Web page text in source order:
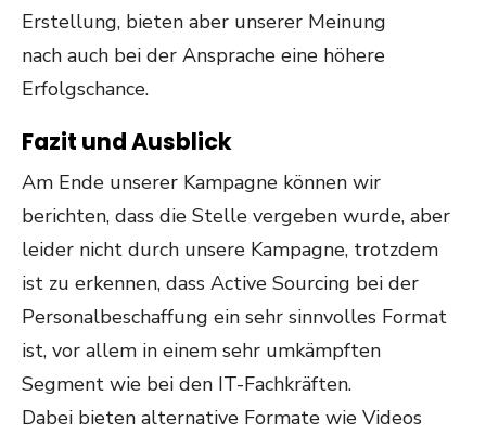
Erstellung, bieten aber unserer Meinung
nach auch bei der Ansprache eine höhere
Erfolgschance.
Fazit und Ausblick
Am Ende unserer Kampagne können wir
berichten, dass die Stelle vergeben wurde, aber
leider nicht durch unsere Kampagne, trotzdem
ist zu erkennen, dass Active Sourcing bei der
Personalbeschaffung ein sehr sinnvolles Format
ist, vor allem in einem sehr umkämpften
Segment wie bei den IT-Fachkräften.
Dabei bieten alternative Formate wie Videos